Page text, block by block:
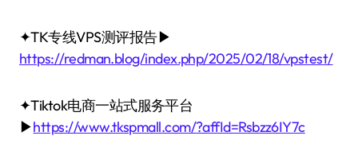
✦TK专线VPS测评报告▶
https://redman.blog/index.php/2025/02/18/vpstest/
✦Tiktok电商一站式服务平台
▶https://www.tkspmall.com/?affId=Rsbzz6IY7c